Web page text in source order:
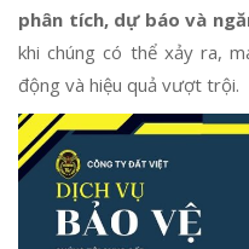
phân tích, dự báo và
khi chúng có thể xảy ra,
động và hiệu quả vượt trội.